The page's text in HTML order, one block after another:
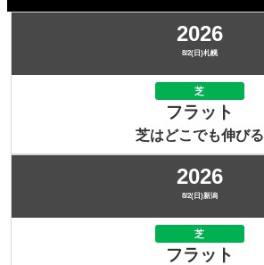
2026
8/2(日)札幌
芝
フラット
芝はどこでも伸びる
2026
8/2(日)新潟
芝
フラット